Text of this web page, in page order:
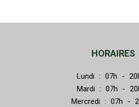
HORAIRES
Lundi : 07h -
Mardi : 07h -
Mercredi : 07h -